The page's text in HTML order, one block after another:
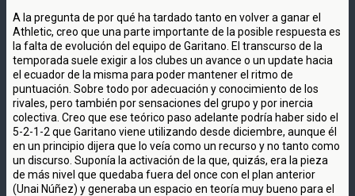
A la pregunta de por qué ha tardado tanto en volver a ganar el
Athletic, creo que una parte importante de la posible respuesta es
la falta de evolución del equipo de Garitano. El transcurso de la
temporada suele exigir a los clubes un avance o un update hacia
el ecuador de la misma para poder mantener el ritmo de
puntuación. Sobre todo por adecuación y conocimiento de los
rivales, pero también por sensaciones del grupo y por inercia
colectiva. Creo que ese teórico paso adelante podría haber sido el
5-2-1-2 que Garitano viene utilizando desde diciembre, aunque él
en un principio dijera que lo veía como un recurso y no tanto como
un discurso. Suponía la activación de la que, quizás, era la pieza
de más nivel que quedaba fuera del once con el plan anterior
(Unai Núñez) y generaba un espacio en teoría muy bueno para el